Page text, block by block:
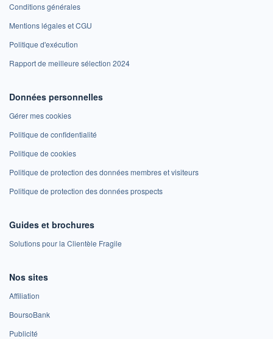
Conditions générales
Mentions légales et CGU
Politique d'exécution
Rapport de meilleure sélection 2024
Données personnelles
Gérer mes cookies
Politique de confidentialité
Politique de cookies
Politique de protection des données membres et visiteurs
Politique de protection des données prospects
Guides et brochures
Solutions pour la Clientèle Fragile
Nos sites
Affiliation
BoursoBank
Publicité